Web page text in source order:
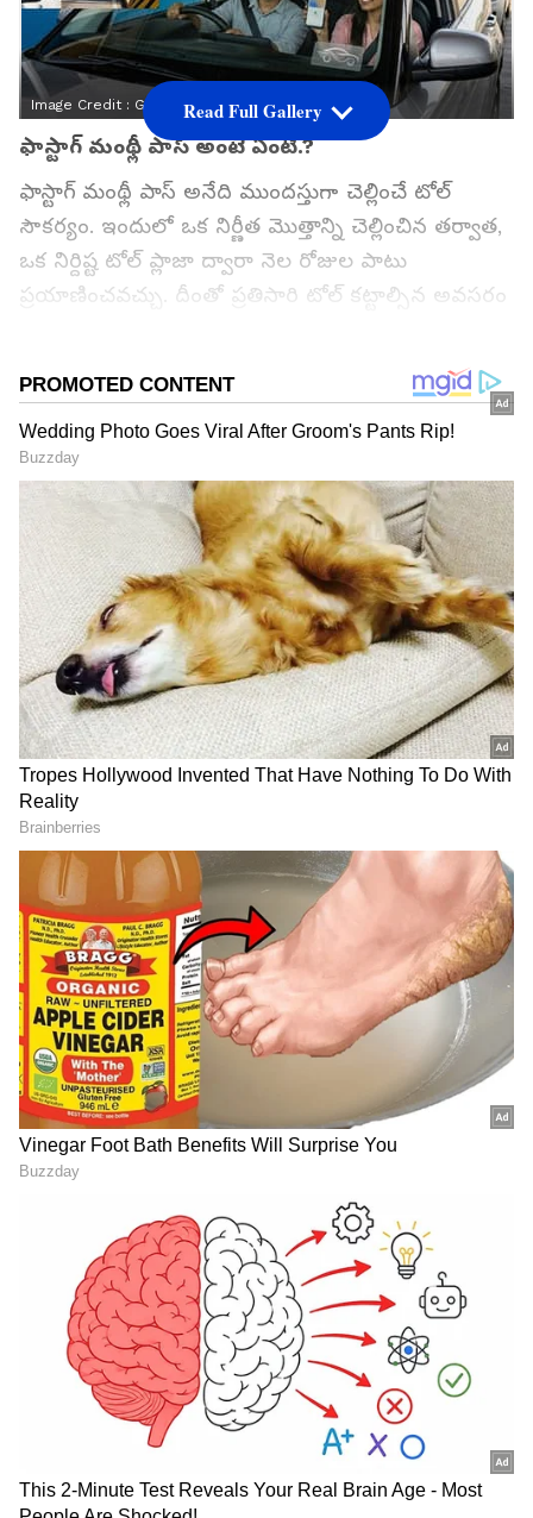
Image Credit : Gemini AI
ఫాస్టాగ్ మంథ్లీ పాస్ అంటే ఏంటి.?
ఫాస్టాగ్ మంథ్లీ పాస్ అనేది ముందస్తుగా చెల్లించే టోల్
సౌకర్యం. ఇందులో ఒక నిర్ణీత మొత్తాన్ని చెల్లించిన తర్వాత,
ఒక నిర్దిష్ట టోల్ ప్లాజా ద్వారా నెల రోజుల పాటు
ప్రయాణించవచ్చు. దీంతో ప్రతిసారి టోల్ కట్టాల్సిన అవసరం
అవుతుంది. అయితే టోల్ ప్లాజా నిబంధనలను బట్టి కొన్ని
చోట్ల అన్‌లిమిటెడ్‌ ప్రయాణాలు చేసే అవకాశం ఉండగా,
మరికొన్ని చోట్ల పరిమిత సంఖ్యలో ప్రయాణాలకు మాత్రమే
అనుమతి ఉండవచ్చు.
గూగుల్‌లో ఆసక్తికరమైన సమాచారం కోసం ఏసియానెట్ తెలుగు
ను మీ ఫ్రిఫర్డ్ సోర్స్ గా ఎంచుకోండి
2
5
ఎవరికి ఎక్కువ ప్రయోజనం?
FASTag Monthly Pass ముఖ్యంగా తరచుగా ఒకే
మార్గంలో ప్రయాణించే వారికి ఉపయోగకరంగా ఉంటుంది.
రోజూ ఆఫీస్‌కు వెళ్లే ఉద్యోగులు, టోల్ ప్లాజా పరిసర
ప్రాంతాల్లో నివసించే స్థానికులు, చిన్న వ్యాపారులు, వాణిజ్య
వాహనాల డ్రైవర్లు, ప్రతిరోజూ ఒకే టోల్ మార్గాన్ని
తీసుకోవడం ద్వారా టోల్ ఖర్చును గణనీయంగా
Read Full Gallery